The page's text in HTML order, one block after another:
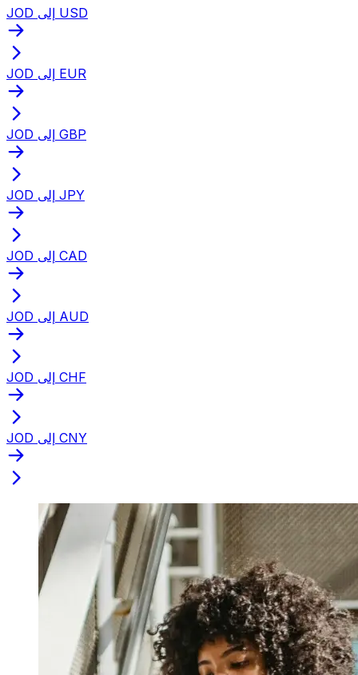
JOD إلى USD
JOD إلى EUR
JOD إلى GBP
JOD إلى JPY
JOD إلى CAD
JOD إلى AUD
JOD إلى CHF
JOD إلى CNY